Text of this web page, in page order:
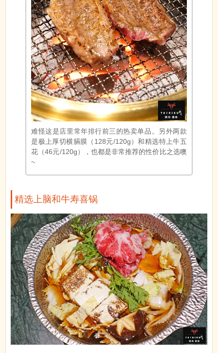
难怪这是店里常年排行前三的热卖单品。另外两款
是极上厚切横膈膜（128元/120g）和精选特上牛五
花（46元/120g），也都是非常推荐的性价比之选噢
~
精选上脑和牛寿喜锅